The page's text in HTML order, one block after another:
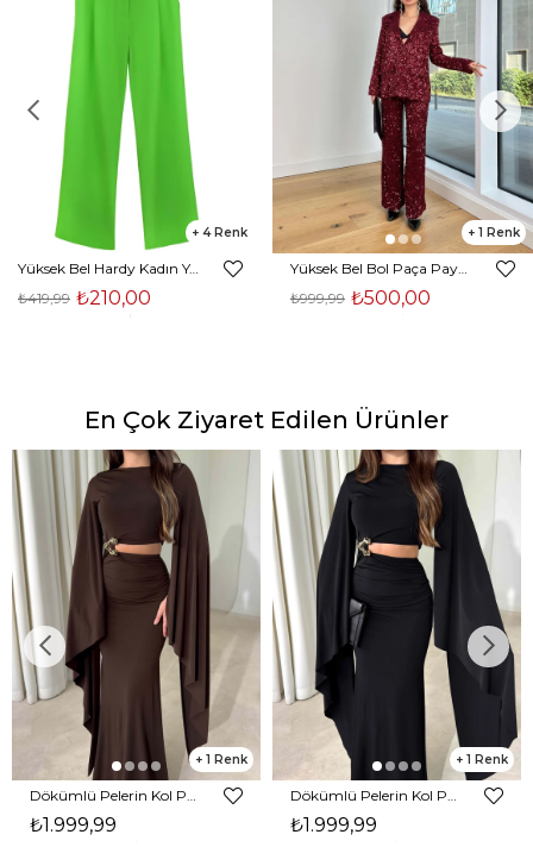
4
Yüksek Bel Hardy Kadın Yeşil Palazzo Pantolon 23K000407
₺210,00
₺419,99
1
₺500,00
₺999,99
En Çok Ziyaret Edilen Ürünler
1
₺1.999,99
1
₺1.999,99